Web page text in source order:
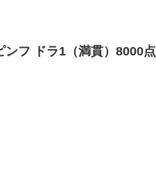
フ ドラ1（満貫）8000点